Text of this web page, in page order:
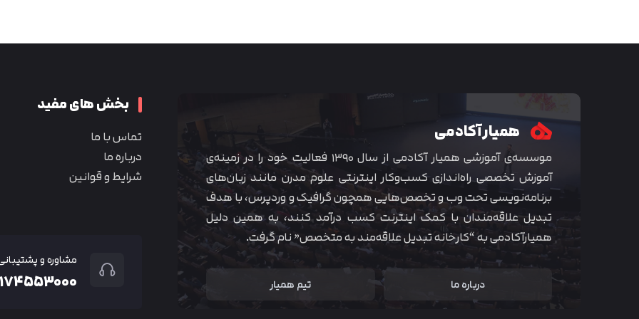
همیار آکادمی
موسسه‌ی آموزشی همیار آکادمی از سال ۱۳۹۰ فعالیت خود را در زمینه‌ی
آموزش تخصصی راه‌اندازی کسب‌و‌کار اینترنتی علوم مدرن مانند زبان‌های
برنامه‌نویسی تحت وب و تخصص‌هایی همچون گرافیک و وردپرس، با هدف
تبدیل علاقه‌مندان با کمک اینترنت کسب درآمد کنند، به همین دلیل
همیارآکادمی به “کارخانه تبدیل علاقه‌مند به متخصص” نام گرفت.
درباره ما تیم همیار
بخش های مفید
تماس با ما
درباره ما
شرایط و قوانین
مشاوره و
متوجه شدم